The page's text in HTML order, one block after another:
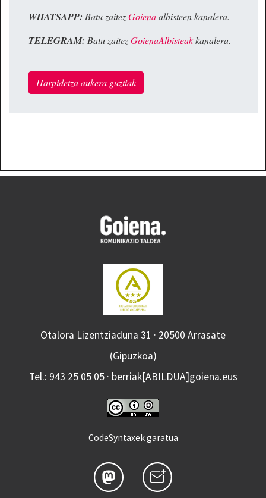
WHATSAPP: Batu zaitezGoienaalbisteen kanalera.
TELEGRAM: Batu zaitezGoienaAlbisteakkanalera.
Harpidetza aukera guztiak
Otalora Lizentziaduna 31 · 20500 Arrasate
(Gipuzkoa)
Tel.: 943 25 05 05 · berriak[ABILDUA]goiena.eus
CodeSyntaxek garatua